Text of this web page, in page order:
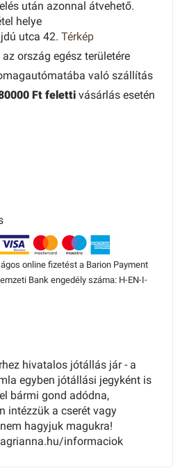
után azonnal átvehető.
helye
utca 42. Térkép
ország egész területére
való szállítás
Ft feletti vásárlás esetén
online fizetést a Barion Payment
Bank engedély száma: H-EN-I-
hivatalos jótállás jár - a
egyben jótállási jegyként is
bármi gond adódna,
intézzük a cserét vagy
hagyjuk magukra!
informaciok